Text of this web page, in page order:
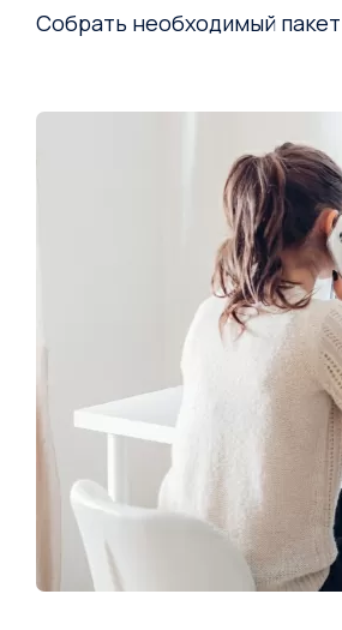
Собрать необходимый